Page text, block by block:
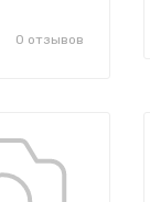
0 отзывов